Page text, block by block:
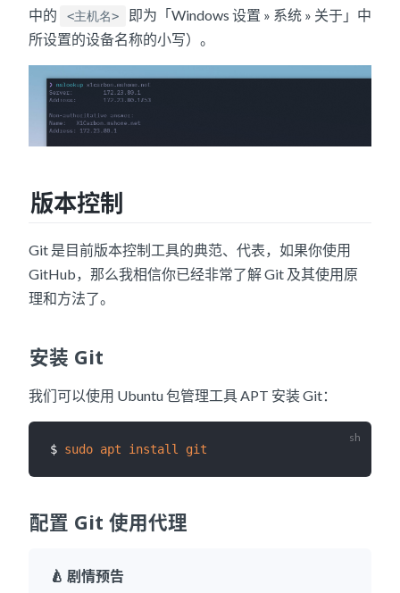
中的
<主机名>
即为「Windows 设置 » 系统 » 关于」中
所设置的设备名称的小写）。
版本控制
Git 是目前版本控制工具的典范、代表，如果你使用
GitHub，那么我相信你已经非常了解 Git 及其使用原
理和方法了。
安装 Git
我们可以使用 Ubuntu 包管理工具 APT 安装 Git：
$ sudo apt install git
配置 Git 使用代理
🍐 剧情预告